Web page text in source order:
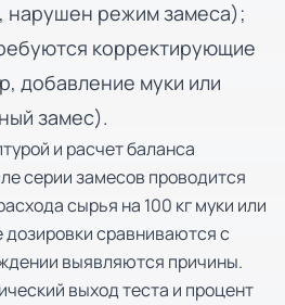
нарушен режим замеса);
корректирующие
добавление муки или
замес).
и расчет баланса
серии замесов проводится
сырья на 100 кг муки или
дозировки сравниваются с
выявляются причины.
выход теста и процент